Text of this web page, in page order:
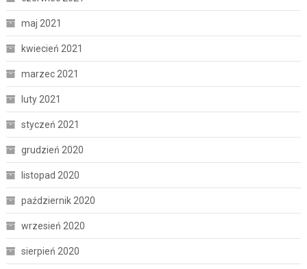
maj 2021
kwiecień 2021
marzec 2021
luty 2021
styczeń 2021
grudzień 2020
listopad 2020
październik 2020
wrzesień 2020
sierpień 2020